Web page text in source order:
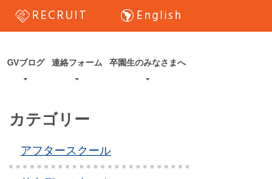
handshakeRECRUIT south_americaEnglish
GVブログ 連絡フォーム 卒園生のみなさまへ
カテゴリー
アフタースクール